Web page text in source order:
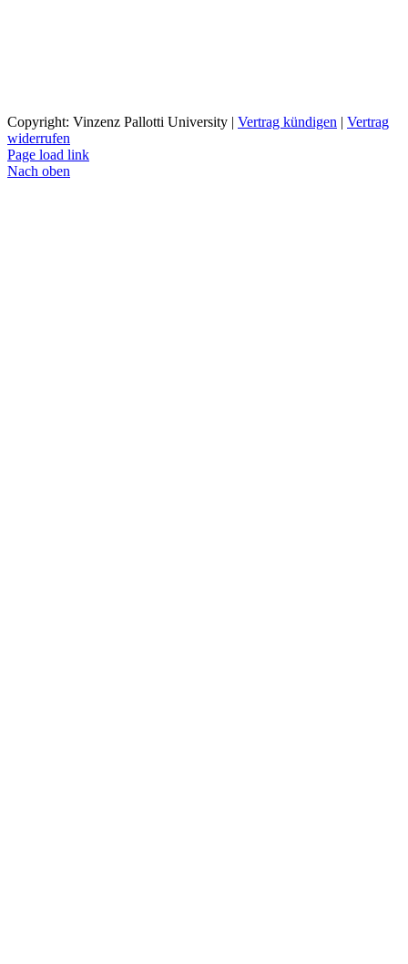
Copyright: Vinzenz Pallotti University | Vertrag kündigen | Vertrag
widerrufen
Page load link
Nach oben